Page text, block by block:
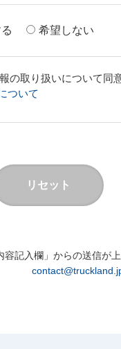
希望しない
の取り扱いについて同
ついて
容記入欄」からの送信